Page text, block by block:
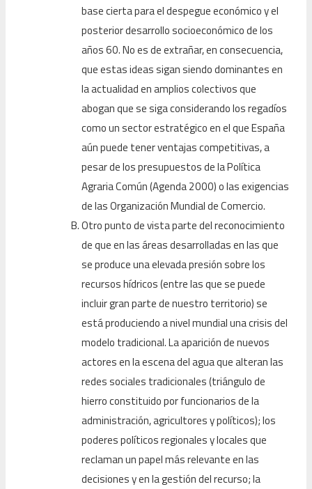
base cierta para el despegue económico y el
posterior desarrollo socioeconómico de los
años 60. No es de extrañar, en consecuencia,
que estas ideas sigan siendo dominantes en
la actualidad en amplios colectivos que
abogan que se siga considerando los regadíos
como un sector estratégico en el que España
aún puede tener ventajas competitivas, a
pesar de los presupuestos de la Política
Agraria Común (Agenda 2000) o las exigencias
de las Organización Mundial de Comercio.
Otro punto de vista parte del reconocimiento
de que en las áreas desarrolladas en las que
se produce una elevada presión sobre los
recursos hídricos (entre las que se puede
incluir gran parte de nuestro territorio) se
está produciendo a nivel mundial una crisis del
modelo tradicional. La aparición de nuevos
actores en la escena del agua que alteran las
redes sociales tradicionales (triángulo de
hierro constituido por funcionarios de la
administración, agricultores y políticos); los
poderes políticos regionales y locales que
reclaman un papel más relevante en las
decisiones y en la gestión del recurso; la